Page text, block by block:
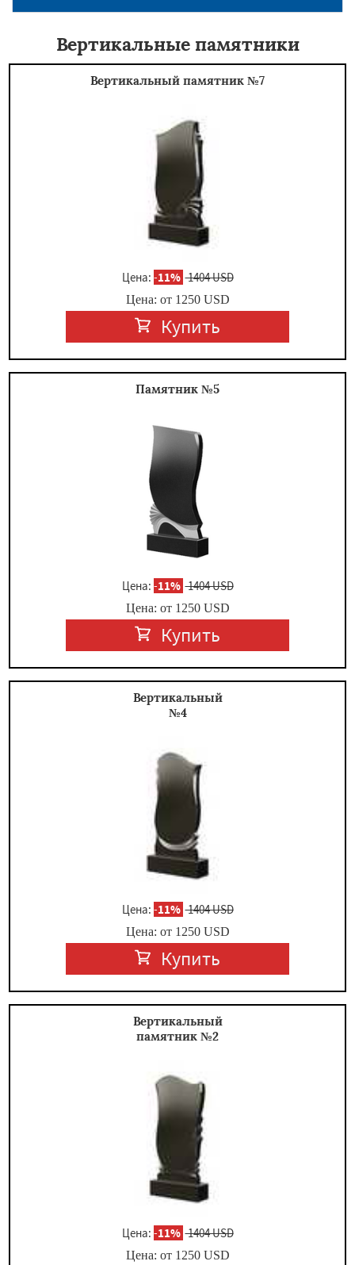
Вертикальные памятники
Вертикальный памятник №7
Цена: -11% 1404 USD
Цена: от 1250USD
Купить
Памятник №5
Цена: -11% 1404 USD
Цена: от 1250USD
Купить
Вертикальный
№4
Цена: -11% 1404 USD
Цена: от 1250USD
Купить
Вертикальный
памятник №2
Цена: -11% 1404 USD
Цена: от 1250USD